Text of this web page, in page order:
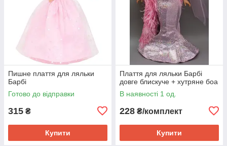
Пишне плаття для ляльки
Барбі
Готово до відправки
315 ₴
Купити
Плаття для ляльки Барбі
довге блискуче + хутряне боа
В наявності 1 од.
228 ₴/комплект
Купити